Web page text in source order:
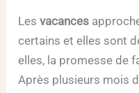
Lesvacances
certains et elles sont
elles, la promesse de
Après plusieurs mois